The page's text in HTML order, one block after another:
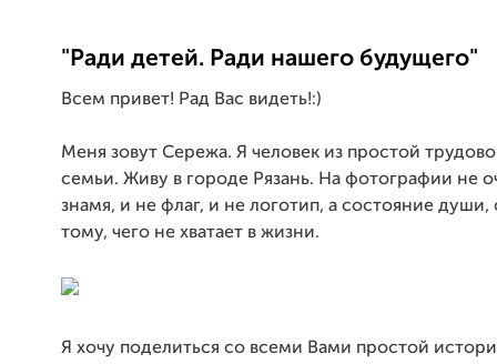
"Ради детей. Ради нашего будущего"
Всем привет! Рад Вас видеть!:)
Меня зовут Сережа. Я человек из простой
семьи. Живу в городе Рязань. На фотографии не
знамя, и не флаг, и не логотип, а состояние души,
тому, чего не хватает в жизни.
Я хочу поделиться со всеми Вами простой